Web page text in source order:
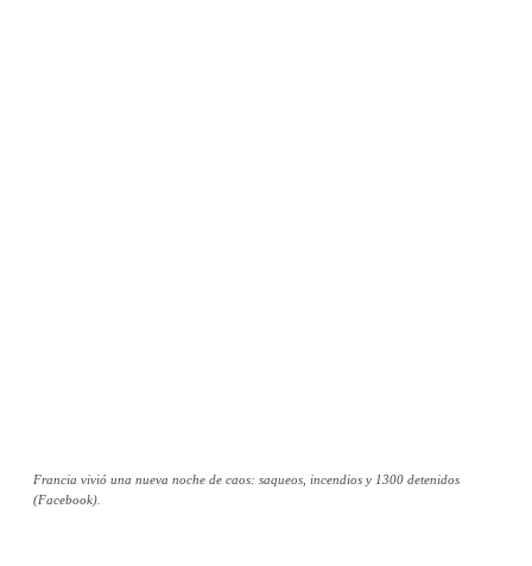
Francia vivió una nueva noche de caos: saqueos, incendios y 1300 detenidos
(Facebook).